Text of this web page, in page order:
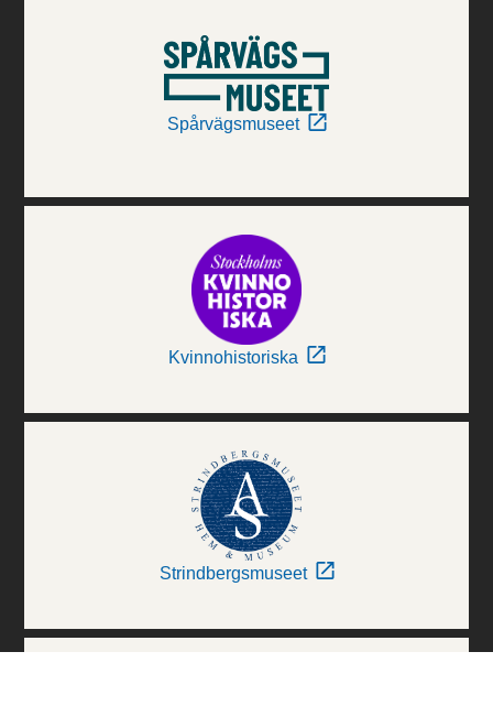
Spårvägsmuseet
Kvinnohistoriska
Strindbergsmuseet